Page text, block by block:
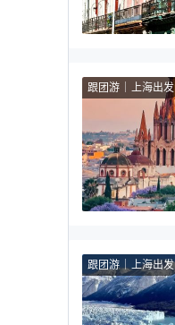
跟团游 上海出发
跟团游 上海出发